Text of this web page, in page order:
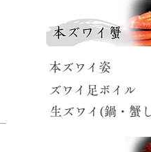
​本ズワイ姿
​ズワイ足ボイル
生ズワイ(鍋・蟹